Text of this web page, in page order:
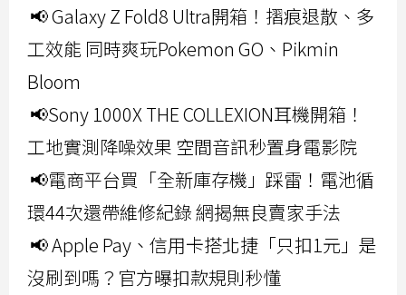
📢 Galaxy Z Fold8 Ultra開箱！摺痕退散、多
工效能 同時爽玩Pokemon GO、Pikmin
Bloom
📢Sony 1000X THE COLLEXION耳機開箱！
工地實測降噪效果 空間音訊秒置身電影院
📢電商平台買「全新庫存機」踩雷！電池循
環44次還帶維修紀錄 網揭無良賣家手法
📢 Apple Pay、信用卡搭北捷「只扣1元」是
沒刷到嗎？官方曝扣款規則秒懂